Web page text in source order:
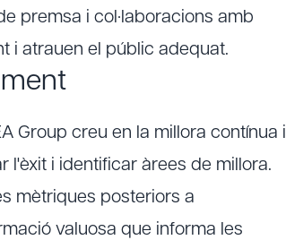
premsa i col·laboracions amb
i atrauen el públic adequat.
Group creu en la millora contínua i
l'èxit i identificar àrees de millora.
mètriques posteriors a
valuosa que informa les